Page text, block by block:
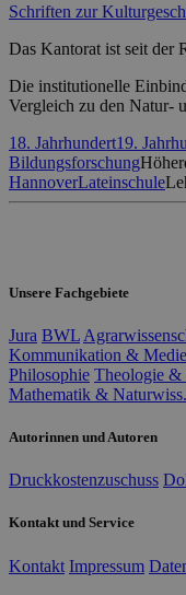
Schriften zur
Das Kantorat ist seit der
Die institutionelle
Vergleich zu den Natur-
18. Jahrhundert19.
Bildungsforschung
HannoverLateinschule
Unsere Fachgebiete
Jura BWL
Kommunikation &
Philosophie Theologie &
Mathematik & Naturwiss.
Autorinnen und Autoren
Druckkostenzuschuss
Kontakt und Service
Kontakt Impressum